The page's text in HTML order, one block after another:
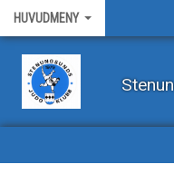
HUVUDMENY